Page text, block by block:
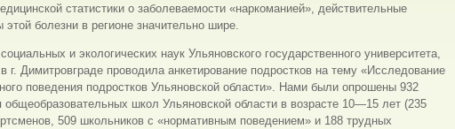
статистики о заболеваемости «наркоманией», действительные
болезни в регионе значительно шире.
и экологических наук Ульяновского государственного университета,
г. Димитровграде проводила анкетирование подростков на тему «Исследование
поведения подростков Ульяновской области». Нами были опрошены 932
общеобразовательных школ Ульяновской области в возрасте 10—15 лет (235
509 школьников с «нормативным поведением» и 188 трудных